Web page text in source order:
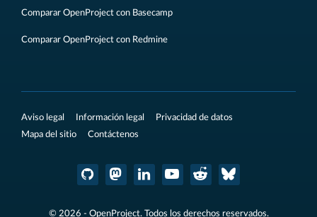
Comparar OpenProject con Basecamp
Comparar OpenProject con Redmine
Aviso legal Información legal
Privacidad de datos
Mapa del sitio
Contáctenos
© 2026 - OpenProject. Todos los derechos reservados.